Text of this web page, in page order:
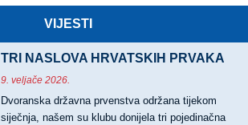
VIJESTI
TRI NASLOVA HRVATSKIH PRVAKA
9. veljače 2026.
Dvoranska državna prvenstva održana tijekom
siječnja, našem su klubu donijela tri pojedinačna